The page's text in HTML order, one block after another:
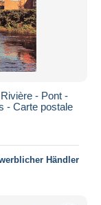
- Pont -
- Carte postale
Händler